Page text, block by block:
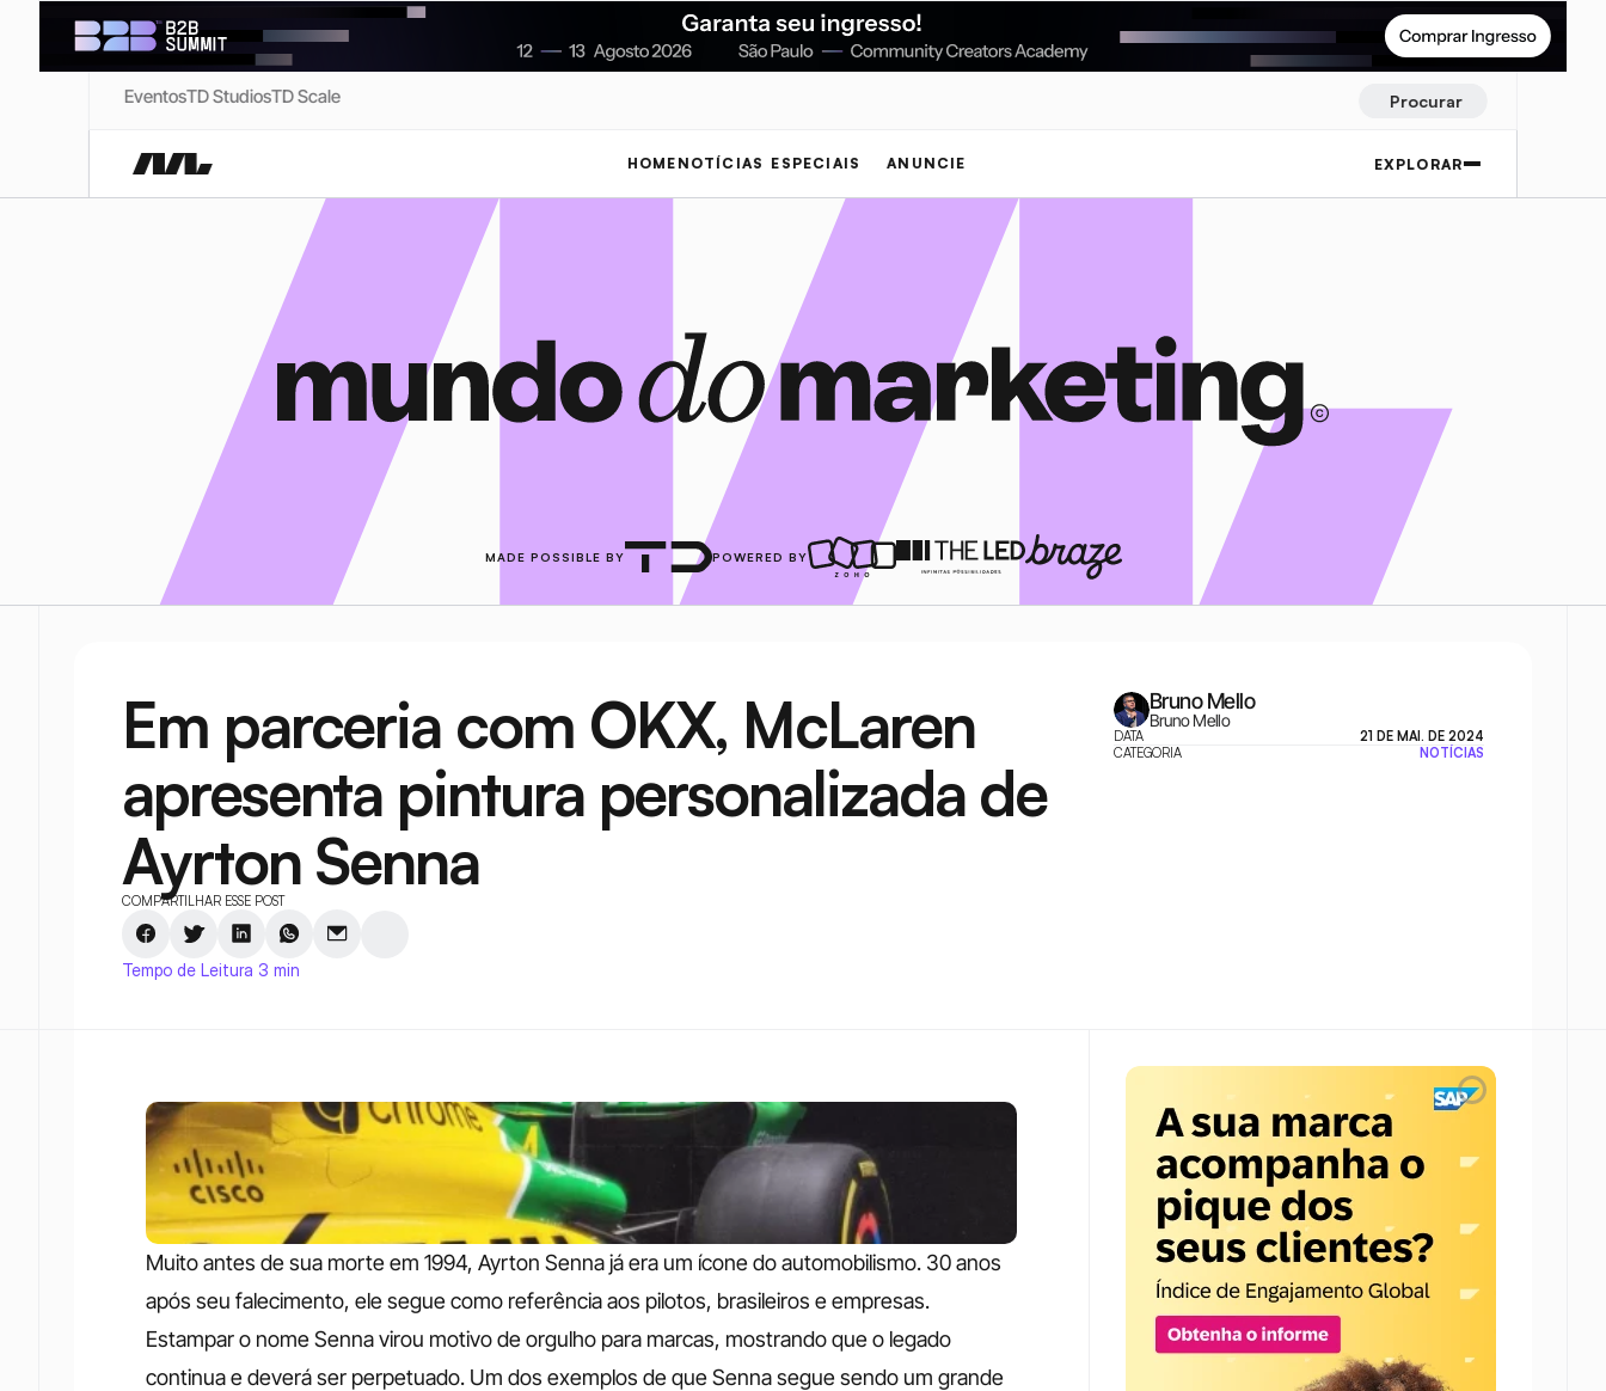
EventosTD StudiosTD Scale Procurar
HOME NOTÍCIAS ESPECIAIS ANUNCIE EXPLORAR
MADE POSSIBLE BY POWERED BY
Em parceria com OKX, McLaren
apresenta pintura personalizada de
Ayrton Senna
COMPARTILHAR ESSE POST
Tempo de Leitura 3 min
Bruno Mello
Bruno Mello
DATA
21 DE MAI. DE 2024
CATEGORIA
NOTÍCIAS
Muito antes de sua morte em 1994, Ayrton Senna já era um ícone do automobilismo. 30 anos
após seu falecimento, ele segue como referência aos pilotos, brasileiros e empresas.
Estampar o nome Senna virou motivo de orgulho para marcas, mostrando que o legado
continua e deverá ser perpetuado. Um dos exemplos de que Senna segue sendo um grande